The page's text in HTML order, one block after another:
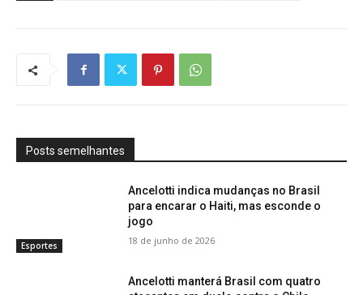
Posts semelhantes
Esportes
Ancelotti indica mudanças no Brasil
para encarar o Haiti, mas esconde o
jogo
18 de junho de 2026
Ancelotti manterá Brasil com quatro